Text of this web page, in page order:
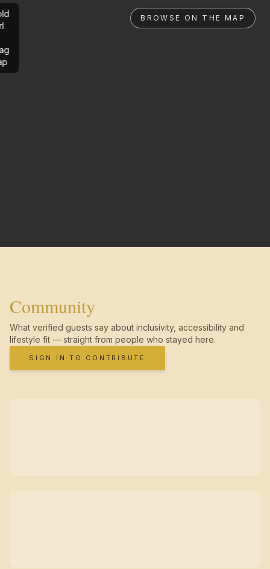
BROWSE ON THE MAP
Community
What verified guests say about inclusivity, accessibility and
lifestyle fit — straight from people who stayed here.
SIGN IN TO CONTRIBUTE